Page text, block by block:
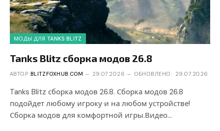
МОДЫ ДЛЯ TANKS BLITZ
Tanks Blitz сборка модов 26.8
АВТОР BLITZFOXHUB.COM 29.07.2026 ОБНОВЛЕНО: 29.07.2026
Tanks Blitz сборка модов 26.8. Сборка модов 26.8
подойдет любому игроку и на любом устройстве!
Сборка модов для комфортной игры.Видео…